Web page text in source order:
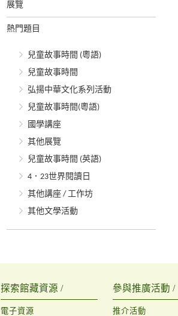
展覽
熱門題目
兒童故事時間 (粵語)
兒童故事時間
弘揚中華文化系列活動
兒童故事時間(粵語)
國學講座
其他展覽
兒童故事時間 (英語)
4．23世界閱讀日
其他講座 / 工作坊
其他文學活動
探索館藏資源 /
電子資源
參與推廣活動 /
推介活動